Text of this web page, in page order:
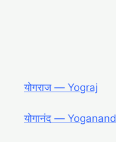
योगराज ― Yograj
योगानंद ― Yoganand